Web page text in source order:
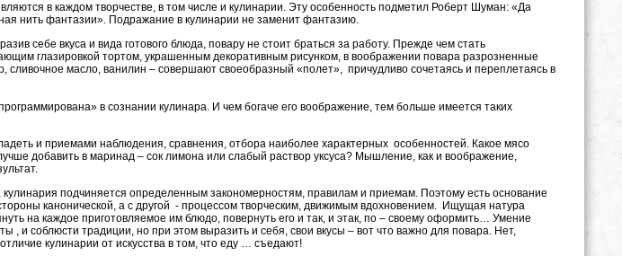
в каждом творчестве, в том числе и кулинарии. Эту особенность подметил Роберт Шуман: «Да
нить фантазии». Подражание в кулинарии не заменит фантазию.
себе вкуса и вида готового блюда, повару не стоит браться за работу. Прежде чем стать
глазировкой тортом, украшенным декоративным рисунком, в воображении повара разрозненные
сливочное масло, ванилин – совершают своеобразный «полет», причудливо сочетаясь и переплетаясь в
в сознании кулинара. И чем богаче его воображение, тем больше имеется таких
и приемами наблюдения, сравнения, отбора наиболее характерных особенностей. Какое мясо
добавить в маринад – сок лимона или слабый раствор уксуса? Мышление, как и воображение,
подчиняется определенным закономерностям, правилам и приемам. Поэтому есть основание
канонической, а с другой - процессом творческим, движимым вдохновением. Ищущая натура
на каждое приготовляемое им блюдо, повернуть его и так, и этак, по – своему оформить… Умение
, и соблюсти традиции, но при этом выразить и себя, свои вкусы – вот что важно для повара. Нет,
кулинарии от искусства в том, что еду … съедают!